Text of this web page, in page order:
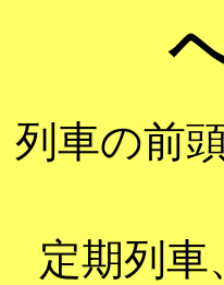
列車の前
定期列